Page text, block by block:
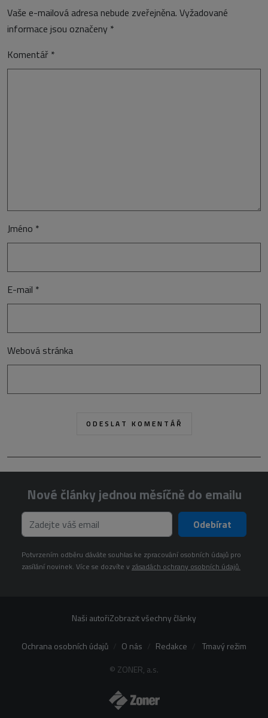
Vaše e-mailová adresa nebude zveřejněna. Vyžadované
informace jsou označeny *
Komentář *
Jméno *
E-mail *
Webová stránka
Nové články jednou měsíčně do emailu
Odebírat
Potvrzením odběru dáváte souhlas ke zpracování osobních údajů pro
zasílání novinek. Více se dozvíte v zásadách ochrany osobních údajů.
Naši autořiZobrazit všechny články
© ZONER, a.s.
Ochrana osobních údajů O nás Redakce Tmavý režim